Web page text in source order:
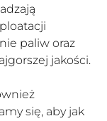
paliw oraz
jakości.
się, aby jak